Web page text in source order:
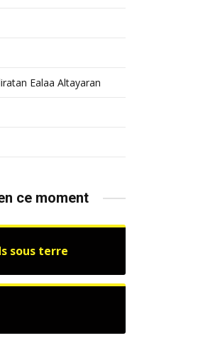
Ealaa Altayaran
ce moment
sous terre